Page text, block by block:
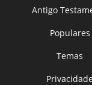
Antigo
Populares
Temas